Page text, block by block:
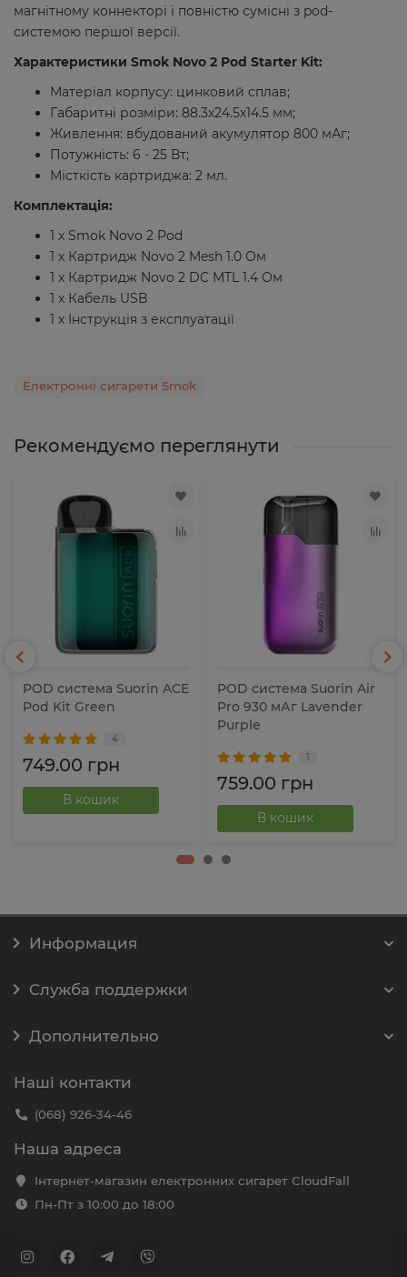
магнітному коннекторі і повністю сумісні з pod-
системою першої версії.
Характеристики Smok Novo 2 Pod Starter Kit:
Матеріал корпусу: цинковий сплав;
Габаритні розміри: 88.3х24.5х14.5 мм;
Живлення: вбудований акумулятор 800 мАг;
Потужність: 6 - 25 Вт;
Місткість картриджа: 2 мл.
Комплектація:
1 х Smok Novo 2 Pod
1 х Картридж Novo 2 Mesh 1.0 Ом
1 х Картридж Novo 2 DC MTL 1.4 Ом
1 х Кабель USB
1 х Інструкція з експлуатації
Електронні сигарети Smok
Рекомендуємо переглянути
POD система Suorin ACE
Pod Kit Green
4
749.00 грн
В кошик
POD система Suorin Air
Pro 930 мАг Lavender
Purple
759.00 грн
В кошик
Информация
Служба поддержки
Дополнительно
Наші контакти
(068) 926-34-46
Наша адреса
Інтернет-магазин електронних сигарет CloudFall
Пн-Пт з 10:00 до 18:00